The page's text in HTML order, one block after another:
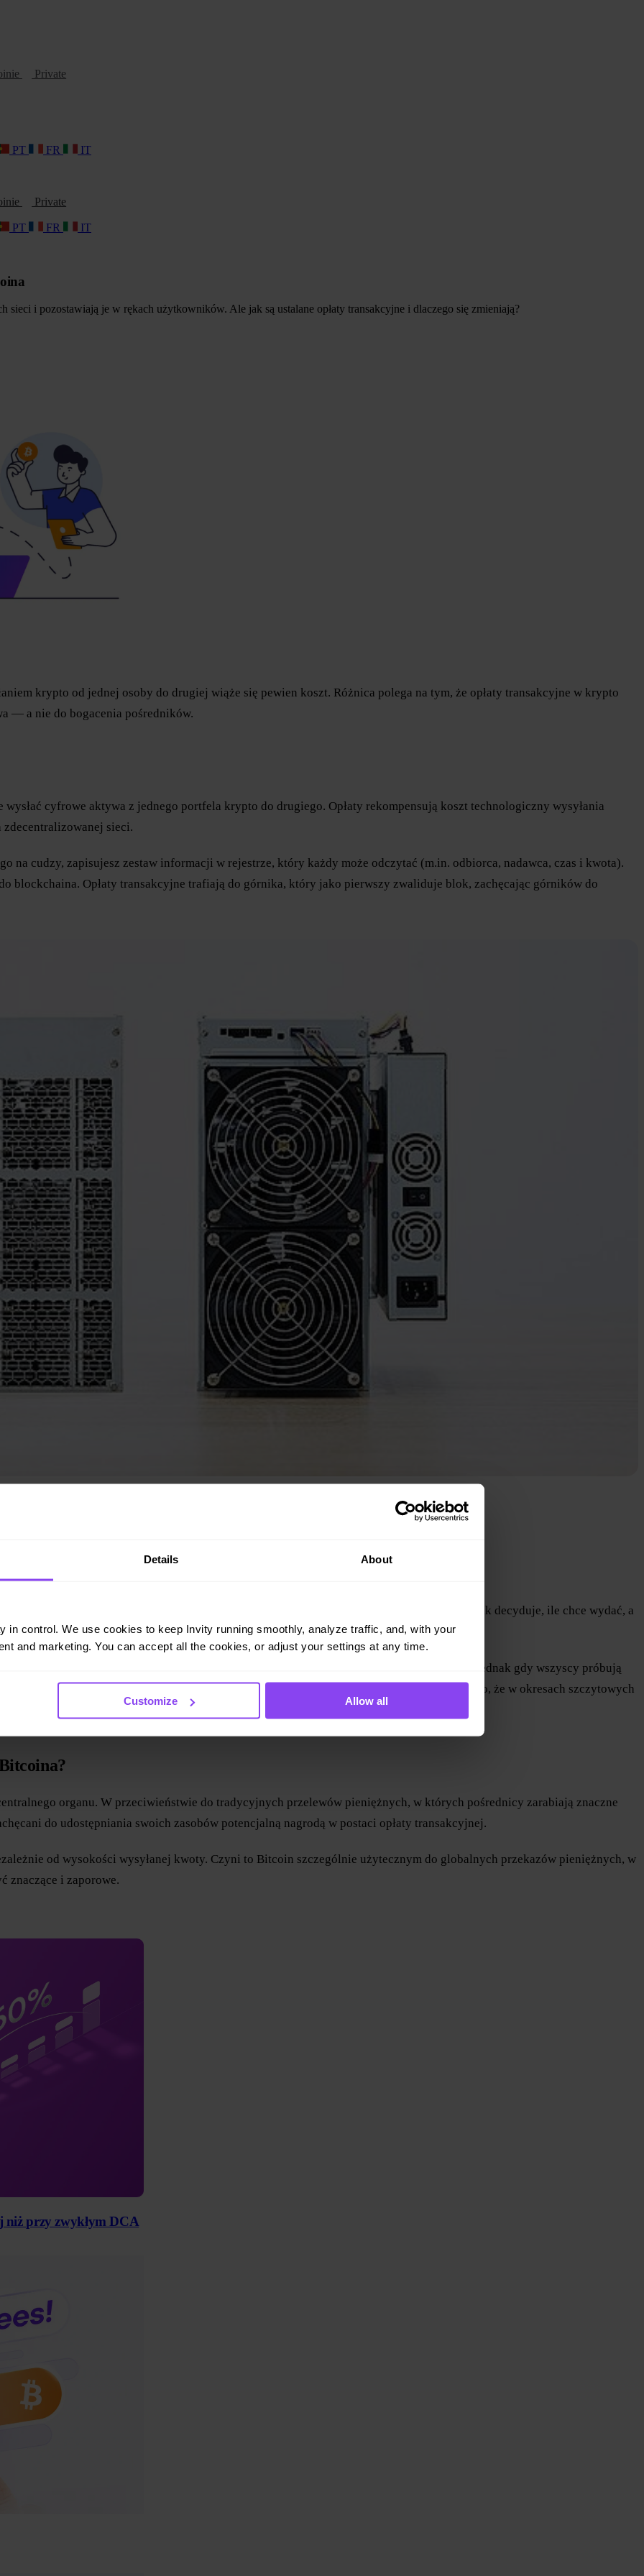
Details About
in control. We use cookies to keep Invity running smoothly, analyze traffic, and, with your
and marketing. You can accept all the cookies, or adjust your settings at any time.
Customize Allow all
Private
PT FR
IT
Private
PT FR
IT
sieci i pozostawiają je w rękach użytkowników. Ale jak są ustalane opłaty transakcyjne i dlaczego się zmieniają?
krypto od jednej osoby do drugiej wiąże się pewien koszt. Różnica polega na tym, że opłaty transakcyjne w krypto
— a nie do bogacenia pośredników.
cyfrowe aktywa z jednego portfela krypto do drugiego. Opłaty rekompensują koszt technologiczny wysyłania
sieci.
na cudzy, zapisujesz zestaw informacji w rejestrze, który każdy może odczytać (m.in. odbiorca, nadawca, czas i kwota).
blockchaina. Opłaty transakcyjne trafiają do górnika, który jako pierwszy zwaliduje blok, zachęcając górników do
zmieniają?
Bitcoin. Opłaty transakcyjne są zasadniczo kwestią podaży i popytu: każdy użytkownik decyduje, ile chce wydać, a
i bloki mogą być potwierdzane szybko, bez konieczności wydawania dużych kwot. Jednak gdy wszyscy próbują
są priorytetyzowane, ponieważ górnicy chcą uzyskać największą nagrodę. Oznacza to, że w okresach szczytowych
wysokiej aktywności.
organu. W przeciwieństwie do tradycyjnych przelewów pieniężnych, w których pośrednicy zarabiają znaczne
do udostępniania swoich zasobów potencjalną nagrodą w postaci opłaty transakcyjnej.
od wysokości wysyłanej kwoty. Czyni to Bitcoin szczególnie użytecznym do globalnych przekazów pieniężnych, w
znaczące i zaporowe.
niż przy zwykłym DCA